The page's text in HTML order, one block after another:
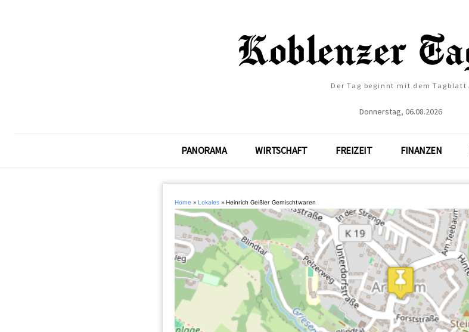
Der Tag beginnt mit dem Tagblatt.
Donnerstag, 06.08.2026
PANORAMA WIRTSCHAFT FREIZEIT FINANZEN
Home » Lokales » Heinrich Geißler Gemischtwaren